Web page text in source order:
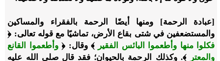
[عبادة الرحمة] ومنها أيضًا الرحمة بالفقراء والمساكين
والمستضعفين في شتى بقاع الأرض، تماشيًا مع قوله تعالى: ﴿
فكلوا منها وأطعموا البائس الفقير ﴾ وقال: ﴿وأطعموا القانع
والمعتر
﴾. وكذلك الرحمة بالحيوان؛ فقد قال صلى الله عليه